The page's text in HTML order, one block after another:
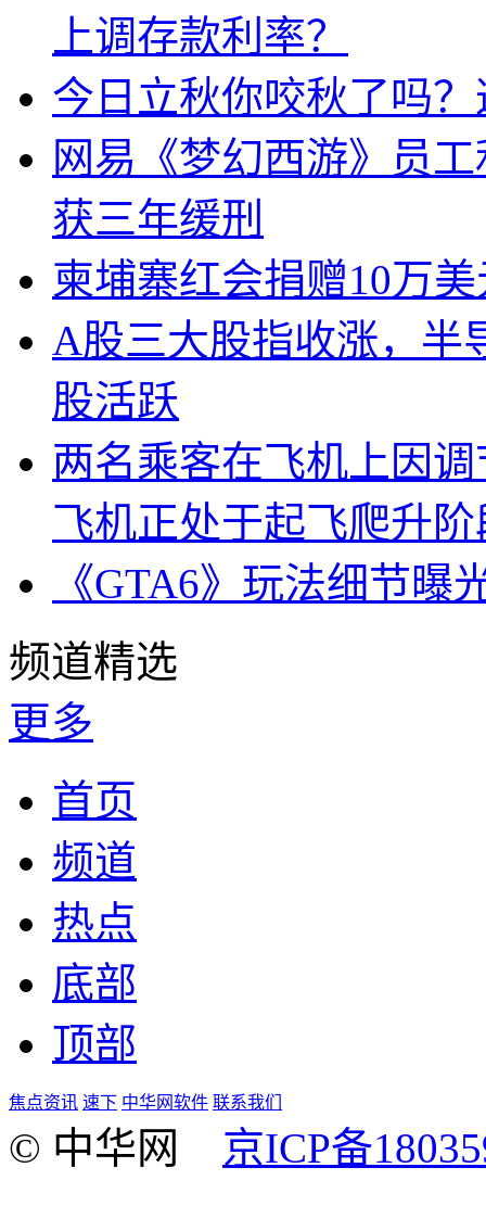
上调存款利率？
今日立秋你咬秋了吗
网易《梦幻西游》员
获三年缓刑
柬埔寨红会捐赠10万
A股三大股指收涨，半
股活跃
两名乘客在飞机上因
飞机正处于起飞爬升阶
《GTA6》玩法细节
频道精选
更多
首页
频道
热点
底部
顶部
焦点资讯 速下 中华网软件 联系我们
© 中华网 京ICP备